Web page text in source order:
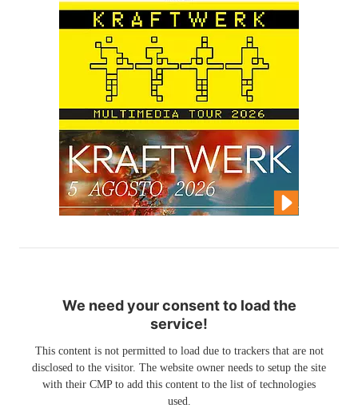
We need your consent to load the
service!
This content is not permitted to load due to trackers that are not
disclosed to the visitor. The website owner needs to setup the site
with their CMP to add this content to the list of technologies
used.